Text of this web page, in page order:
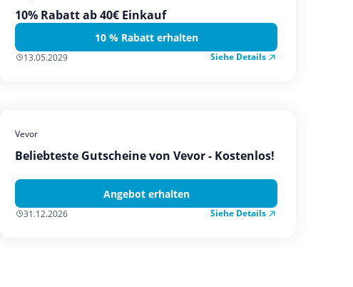
10% Rabatt ab 40€ Einkauf
10 % Rabatt erhalten
13.05.2029 Siehe Details
Vevor
Beliebteste Gutscheine von Vevor - Kostenlos!
Angebot erhalten
31.12.2026 Siehe Details